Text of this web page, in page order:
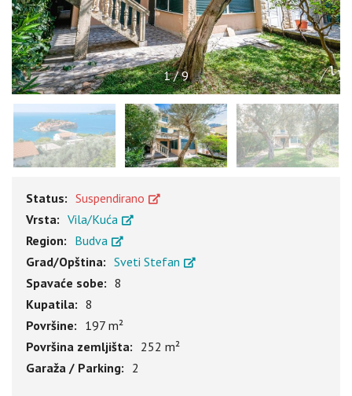
1/9
Status: Suspendirano
Vrsta: Vila/Kuća
Region: Budva
Grad/Opština: Sveti Stefan
Spavaće sobe: 8
Kupatila: 8
Površine: 197 m²
Površina zemljišta: 252 m²
Garaža / Parking: 2